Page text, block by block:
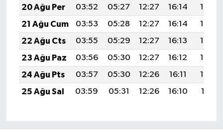
20 Ağu Per
03:52 05:27 12:27 16:14
19:18
21 Ağu Cum
03:53 05:28 12:27 16:14
19:17
22 Ağu Cts
03:55 05:29 12:27 16:13
19:16
23 Ağu Paz
03:56 05:30 12:27 16:12
19:14
24 Ağu Pts
03:57 05:30 12:26 16:11
19:12
25 Ağu Sal
03:59 05:31 12:26 16:10 19:11